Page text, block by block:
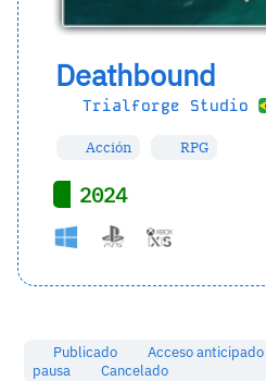
Deathbound
Trialforge Studio
Acción RPG
2024
Publicado Acceso anticipado
pausa
Cancelado